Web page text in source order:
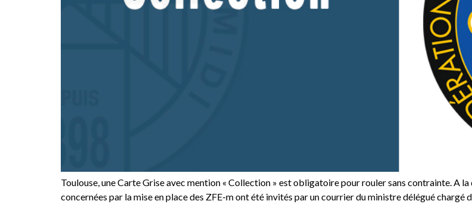
Toulouse, une Carte Grise avec mention « Collection » est obligatoire pour rouler sans contrainte. A
concernées par la mise en place des ZFE-m ont été invités par un courrier du ministre délégué